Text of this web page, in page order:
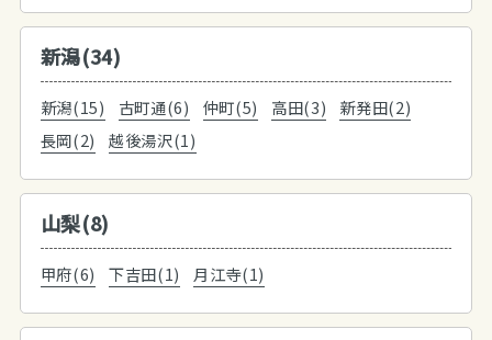
新潟(34)
新潟(15) 古町通(6) 仲町(5) 高田(3)
新発田(2)
長岡(2)
越後湯沢(1)
山梨(8)
甲府(6) 下吉田(1) 月江寺(1)